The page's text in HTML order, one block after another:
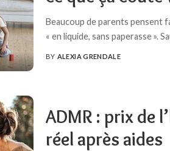
Beaucoup de parents pensent
« en liquide, sans paperasse ».
POSTED
BY ALEXIA GRENDALE
ADMR : prix de
réel après aides